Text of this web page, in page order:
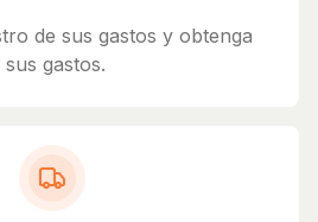
de sus gastos y obtenga
gastos.